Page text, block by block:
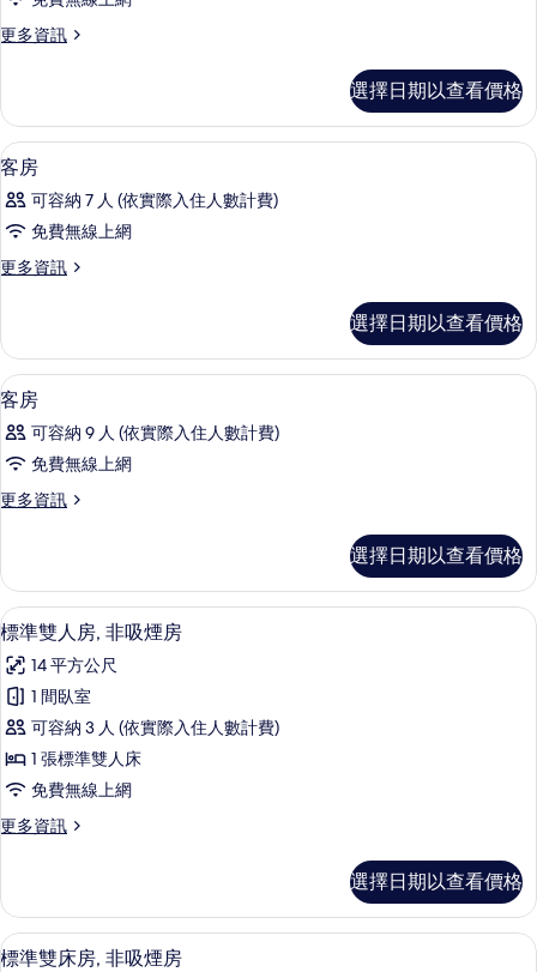
的
有
相
片
更多資訊
更
房
的
詳
選擇日期以查看價格
顯
示
客
的
有
相
片
客房內保險箱、書桌、熨斗/熨衣板、
1
客房
可容納 7 人 (依實際入住人數計費)
免費無線上網
更多資訊
更
的
詳
情
選擇日期以查看價格
顯
示
客
的
有
相
片
客房內保險箱、書桌、熨斗/熨衣板、
1
客房
可容納 9 人 (依實際入住人數計費)
免費無線上網
更多資訊
更
的
詳
情
選擇日期以查看價格
顯
示
標
準
雙
人
非
煙
房
的
標準雙人房, 非吸煙房 | 客房內保險箱
6
標準雙人房, 非吸煙房
14 平方公尺
1 間臥室
可容納 3 人 (依實際入住人數計費)
1 張標準雙人床
免費無線上網
更多資訊
更
雙
人
房,
選擇日期以查看價格
顯
客房內保險箱、書桌、熨斗/熨衣板、
6
標準雙床房, 非吸煙房